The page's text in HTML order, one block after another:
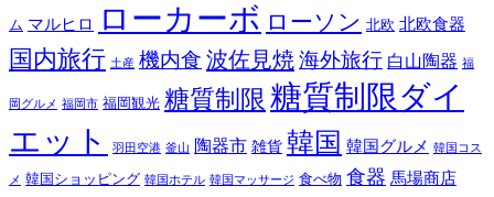
ム マルヒロ ローカーボ ローソン 北欧 北欧食器
国内旅行 土産 機内食 波佐見焼 海外旅行 白山陶器 福
岡グルメ 福岡市 福岡観光 糖質制限 糖質制限ダイ
エット
羽田空港 釜山 陶器市 雑貨 韓国 韓国グルメ 韓国コス
メ 韓国ショッピング 韓国ホテル 韓国マッサージ 食べ物 食器 馬場商店